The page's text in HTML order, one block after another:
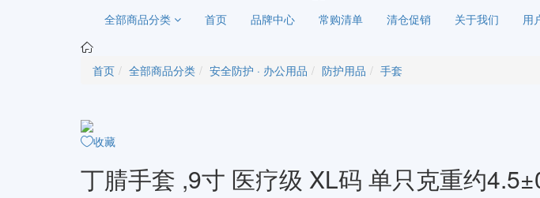
全部商品分类
首页 品牌中心 常购清单 清仓促销 关于我们 用
首页 全部商品分类 安全防护 · 办公用品 防护用品 手套
收藏
丁腈手套 ,9寸 医疗级 XL码 单只克重约